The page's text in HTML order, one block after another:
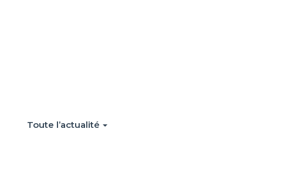
Toute l’actualité